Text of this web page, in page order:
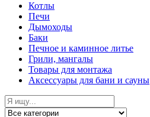
Котлы
Печи
Дымоходы
Баки
Печное и каминное литье
Грили, мангалы
Товары для монтажа
Аксессуары для бани и сауны
Search
for: